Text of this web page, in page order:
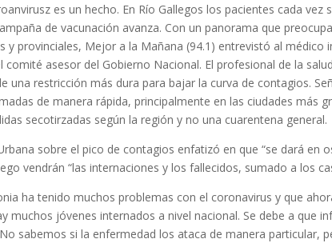
es un hecho. En Río Gallegos los pacientes cada vez
de vacunación avanza. Con un panorama que
y provinciales, Mejor a la Mañana (94.1) entrevistó al médico
comité asesor del Gobierno Nacional. El profesional de la
una restricción más dura para bajar la curva de contagios.
de manera rápida, principalmente en las ciudades más
secotirzadas según la región y no una cuarentena general.
sobre el pico de contagios enfatizó en que “se dará en
vendrán “las internaciones y los fallecidos, sumado a los
ha tenido muchos problemas con el coronavirus y que
muchos jóvenes internados a nivel nacional. Se debe a que
sabemos si la enfermedad los ataca de manera particular,